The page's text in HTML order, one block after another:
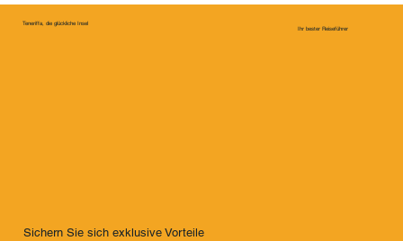
Teneriffa, die glückliche Insel
Sichern Sie sich exklusive Vorteile
Ihr bester Reiseführer